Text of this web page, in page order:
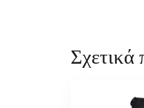
Σχετικά